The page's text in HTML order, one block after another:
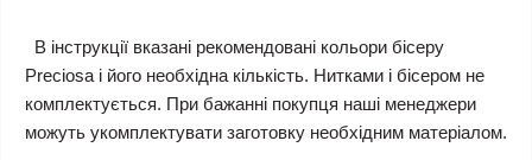
В інструкції вказані рекомендовані кольори бісеру
Preciosa і його необхідна кількість. Нитками і бісером не
комплектується. При бажанні покупця наші менеджери
можуть укомплектувати заготовку необхідним матеріалом.